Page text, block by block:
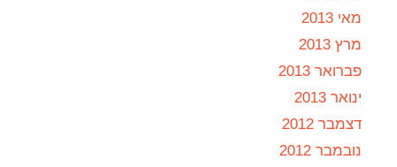
מאי 2013
מרץ 2013
פברואר 2013
ינואר 2013
דצמבר 2012
נובמבר 2012